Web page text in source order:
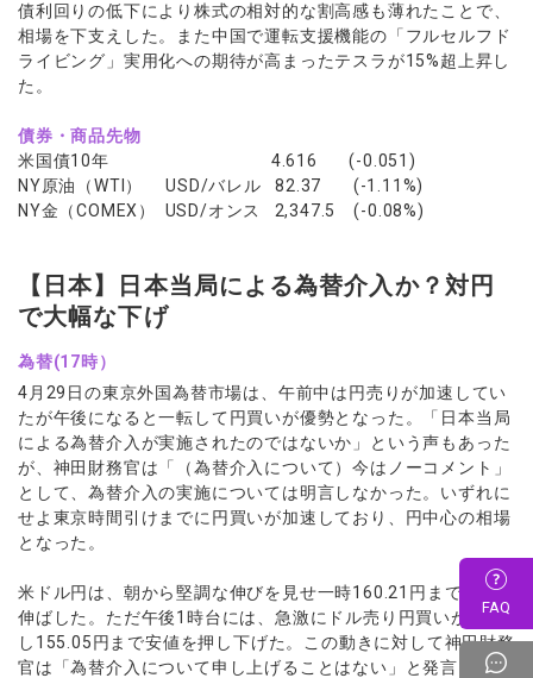
債利回りの低下により株式の相対的な割高感も薄れたことで、
相場を下支えした。また中国で運転支援機能の「フルセルフド
ライビング」実用化への期待が高まったテスラが15%超上昇し
た。
債券・商品先物
米国債10年 4.616 (-0.051)
NY原油（WTI） USD/バレル 82.37 (-1.11%)
NY金（COMEX） USD/オンス 2,347.5 (-0.08%)
【日本】日本当局による為替介入か？対円
で大幅な下げ
為替(17時）
4月29日の東京外国為替市場は、午前中は円売りが加速してい
たが午後になると一転して円買いが優勢となった。「日本当局
による為替介入が実施されたのではないか」という声もあった
が、神田財務官は「（為替介入について）今はノーコメント」
として、為替介入の実施については明言しなかった。いずれに
せよ東京時間引けまでに円買いが加速しており、円中心の相場
となった。
米ドル円は、朝から堅調な伸びを見せ一時160.21円まで上値を
伸ばした。ただ午後1時台には、急激にドル売り円買いが進行
し155.05円まで安値を押し下げた。この動きに対して神田財務
官は「為替介入について申し上げることはない」と発言した。
FAQ